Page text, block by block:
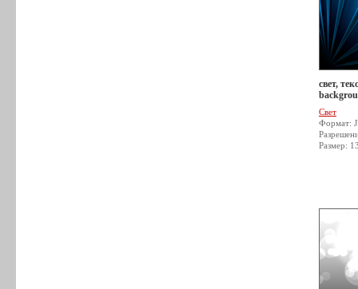
свет,
Свет
Формат:
Размер: